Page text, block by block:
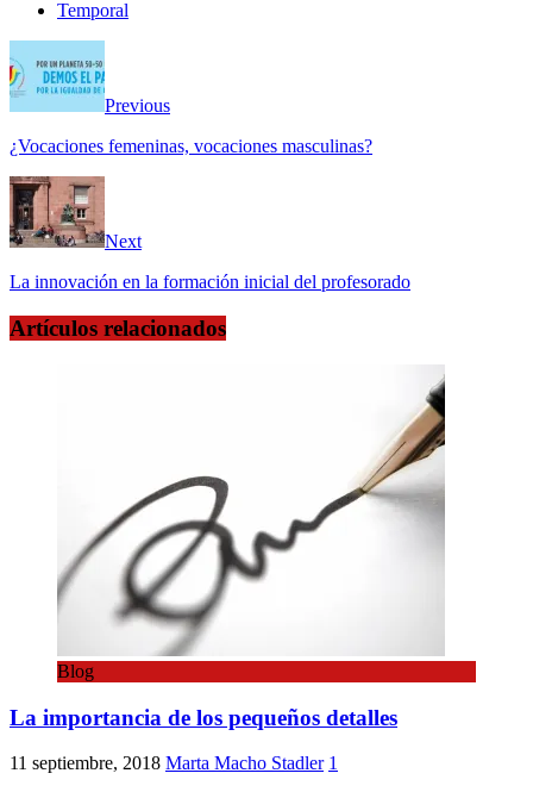
Temporal
Previous
¿Vocaciones femeninas, vocaciones masculinas?
Next
La innovación en la formación inicial del profesorado
Artículos relacionados
Blog
La importancia de los pequeños detalles
11 septiembre, 2018 Marta Macho Stadler 1